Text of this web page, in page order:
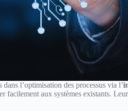
l’optimisation des processus via l’
facilement aux systèmes existants.